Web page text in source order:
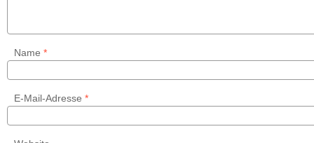
Name *
E-Mail-Adresse *